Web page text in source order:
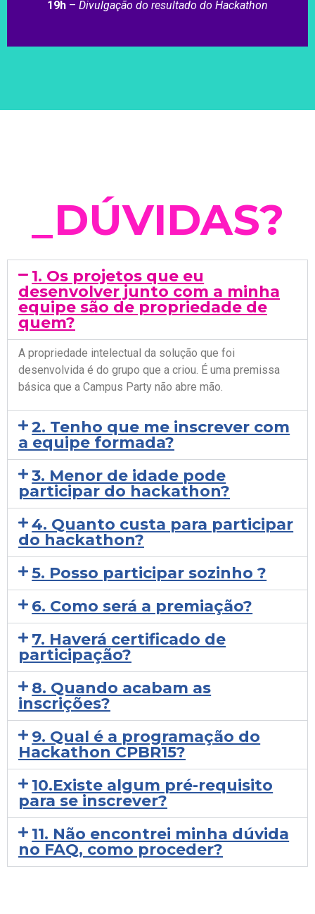
19h – Divulgação do resultado do Hackathon
DÚVIDAS?
1. Os projetos que eu
desenvolver junto com a minha
equipe são de propriedade de
quem?
A propriedade intelectual da solução que foi
desenvolvida é do grupo que a criou. É uma premissa
básica que a Campus Party não abre mão.
2. Tenho que me inscrever com
a equipe formada?
3. Menor de idade pode
participar do hackathon?
4. Quanto custa para participar
do hackathon?
5. Posso participar sozinho ?
6. Como será a premiação?
7. Haverá certificado de
participação?
8. Quando acabam as
inscrições?
9. Qual é a programação do
Hackathon CPBR15?
10.Existe algum pré-requisito
para se inscrever?
11. Não encontrei minha dúvida
no FAQ, como proceder?